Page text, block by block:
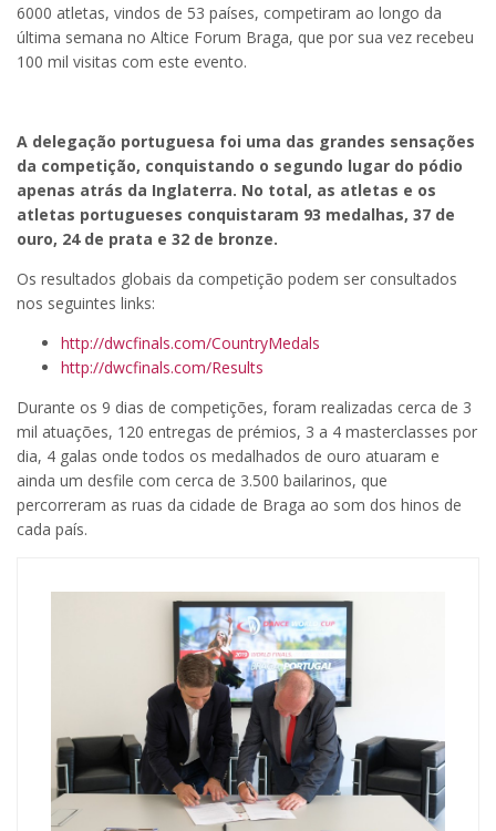
6000 atletas, vindos de 53 países, competiram ao longo da
última semana no Altice Forum Braga, que por sua vez recebeu
100 mil visitas com este evento.
A delegação portuguesa foi uma das grandes sensações
da competição, conquistando o segundo lugar do pódio
apenas atrás da Inglaterra. No total, as atletas e os
atletas portugueses conquistaram 93 medalhas, 37 de
ouro, 24 de prata e 32 de bronze.
Os resultados globais da competição podem ser consultados
nos seguintes links:
http://dwcfinals.com/CountryMedals
http://dwcfinals.com/Results
Durante os 9 dias de competições, foram realizadas cerca de 3
mil atuações, 120 entregas de prémios, 3 a 4 masterclasses por
dia, 4 galas onde todos os medalhados de ouro atuaram e
ainda um desfile com cerca de 3.500 bailarinos, que
percorreram as ruas da cidade de Braga ao som dos hinos de
cada país.